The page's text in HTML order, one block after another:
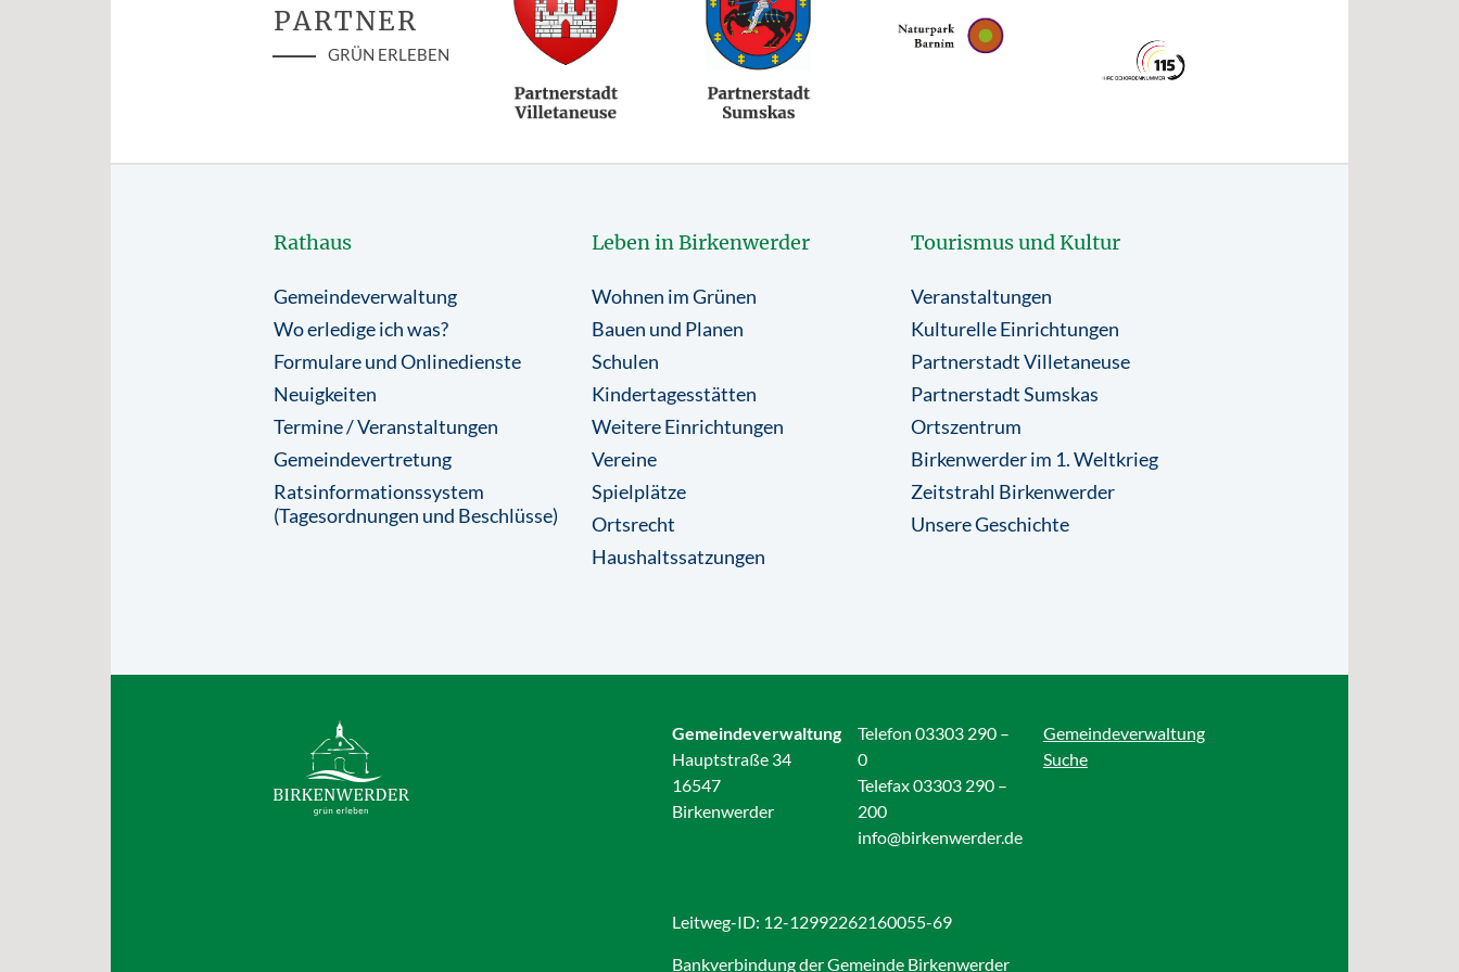
PARTNER
GRÜN ERLEBEN
Rathaus
Gemeindeverwaltung
Wo erledige ich was?
Formulare und Onlinedienste
Neuigkeiten
Termine / Veranstaltungen
Gemeindevertretung
Ratsinformationssystem
(Tagesordnungen und Beschlüsse)
Leben in Birkenwerder
Wohnen im Grünen
Bauen und Planen
Schulen
Kindertagesstätten
Weitere Einrichtungen
Vereine
Spielplätze
Ortsrecht
Haushaltssatzungen
Tourismus und Kultur
Veranstaltungen
Kulturelle Einrichtungen
Partnerstadt Villetaneuse
Partnerstadt Sumskas
Ortszentrum
Birkenwerder im 1. Weltkrieg
Zeitstrahl Birkenwerder
Unsere Geschichte
Gemeindeverwaltung
Hauptstraße 34
16547
Birkenwerder
Telefon 03303 290 –
0
Telefax 03303 290 –
200
info@birkenwerder.de
Gemeindeverwaltung
Suche
Leitweg-ID: 12-12992262160055-69
Bankverbindung der Gemeinde Birkenwerder